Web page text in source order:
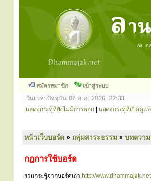
สมัครสมาชิก เข้าสู่ระบบ
วันเวลาปัจจุบัน 08 ส.ค. 2026, 22:33
แสดงกระทู้ที่ยังไม่มีการตอบ แสดงกระทู้ที่เปิดดูแล้
หน้าเว็บบอร์ด » กลุ่มสาระธรรม » บทความ
กฎการใช้บอร์ด
รวมกระทู้จากบอร์ดเก่า http://